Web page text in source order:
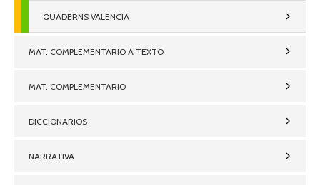
QUADERNS VALENCIA
MAT. COMPLEMENTARIO A TEXTO
MAT. COMPLEMENTARIO
DICCIONARIOS
NARRATIVA